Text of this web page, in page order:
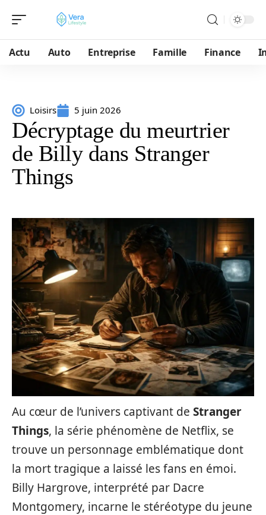
Actu Auto Entreprise Famille Finance
Loisirs 5 juin 2026
Décryptage du meurtrier
de Billy dans Stranger
Things
Au cœur de l’univers captivant de Stranger
Things, la série phénomène de Netflix, se
trouve un personnage emblématique dont
la mort tragique a laissé les fans en émoi.
Billy Hargrove, interprété par Dacre
Montgomery, incarne le stéréotype du jeune